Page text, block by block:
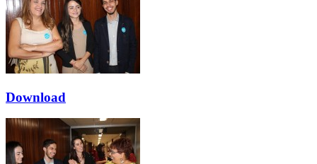
Download